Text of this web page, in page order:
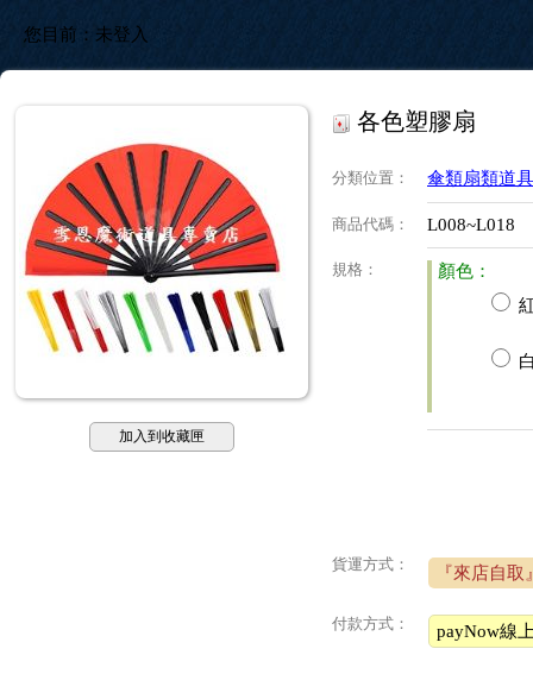
您目前： 未登入
加入到收藏匣
各色塑膠扇
分類位置 ： 傘類扇類道
商品代碼 ： L008~L018
規格 ：
顏色：
貨運方式： 『來店自取
付款方式： payNow線